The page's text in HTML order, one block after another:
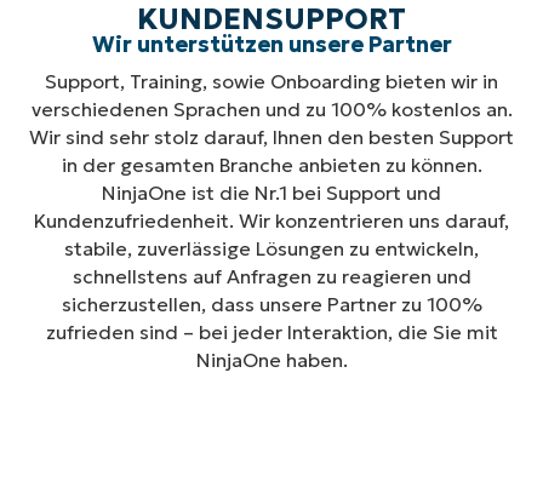
KUNDENSUPPORT
Wir unterstützen unsere Partner
Support, Training, sowie Onboarding bieten wir in
verschiedenen Sprachen und zu 100% kostenlos an.
Wir sind sehr stolz darauf, Ihnen den besten Support
in der gesamten Branche anbieten zu können.
NinjaOne ist die Nr.1 bei Support und
Kundenzufriedenheit. Wir konzentrieren uns darauf,
stabile, zuverlässige Lösungen zu entwickeln,
schnellstens auf Anfragen zu reagieren und
sicherzustellen, dass unsere Partner zu 100%
zufrieden sind – bei jeder Interaktion, die Sie mit
NinjaOne haben.